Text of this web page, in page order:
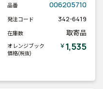
品番 006205710
発注コード 342-6419
在庫数 取寄品
オレンジブック
価格(税抜)
￥1,535